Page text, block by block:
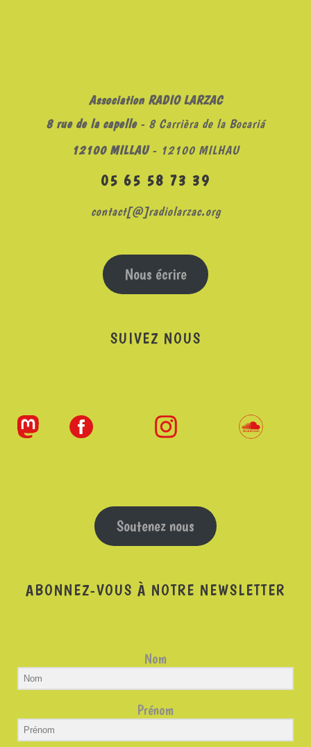
Association RADIO LARZAC
8 rue de la capelle- 8 Carrièra de la Bocariá
12100 MILLAU- 12100 MILHAU
05 65 58 73 39
contact[@]radiolarzac.org
Nous écrire
SUIVEZ NOUS
Soutenez nous
ABONNEZ-VOUS À NOTRE NEWSLETTER
Nom
Prénom